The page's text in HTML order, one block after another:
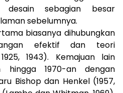
sebagian besar
sebelumnya.
biasanya dihubungkan
efektif dan teori
1943). Kemajuan lain
hingga 1970-an dengan
Bishop dan Henkel (1957,